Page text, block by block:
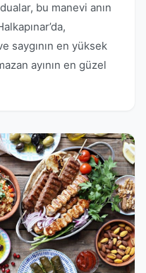
bu manevi anın
saygının en yüksek
ayının en güzel